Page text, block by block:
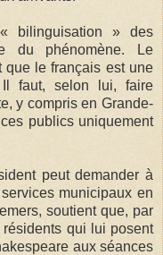
bilinguisation » des
du phénomène. Le
que le français est une
Il faut, selon lui, faire
y compris en Grande-
publics uniquement
peut demander à
municipaux en
soutient que, par
qui lui posent
aux séances